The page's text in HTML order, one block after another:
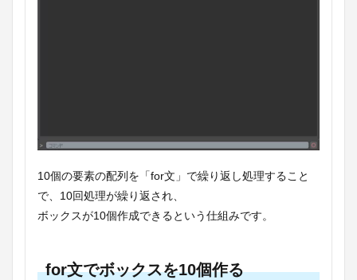
10個の要素の配列を「for文」で繰り返し処理すること
で、10回処理が繰り返され、
ボックスが10個作成できるという仕組みです。
for文でボックスを10個作る